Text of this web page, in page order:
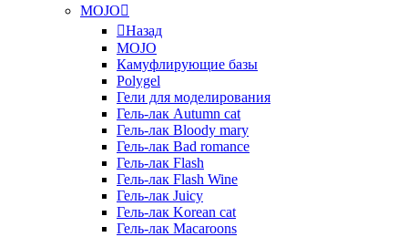
MOJO
Назад
MOJO
Камуфлирующие базы
Polygel
Гели для моделирования
Гель-лак Autumn cat
Гель-лак Bloody mary
Гель-лак Bad romance
Гель-лак Flash
Гель-лак Flash Wine
Гель-лак Juicy
Гель-лак Korean cat
Гель-лак Macaroons